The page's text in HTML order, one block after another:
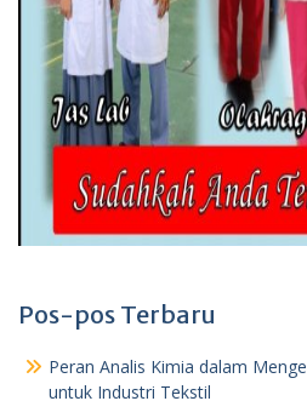
Pos-pos Terbaru
Peran Analis Kimia dalam
untuk Industri Tekstil